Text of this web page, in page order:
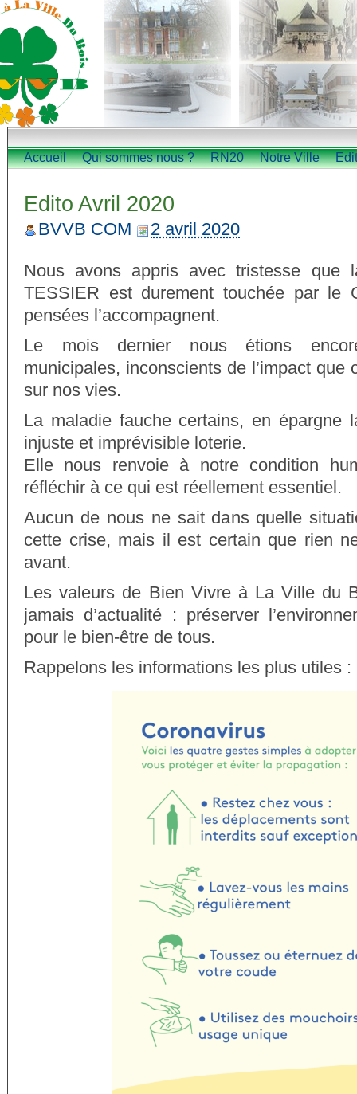
Accueil Qui sommes nous ? RN20 Notre Ville
Edito Avril 2020
BVVB COM 2 avril 2020
Nous avons appris avec tristesse que
TESSIER est durement touchée par le
pensées l’accompagnent.
Le mois dernier nous étions
municipales, inconscients de l’impact que
sur nos vies.
La maladie fauche certains, en épargne
injuste et imprévisible loterie.
Elle nous renvoie à notre condition
réfléchir à ce qui est réellement essentiel.
Aucun de nous ne sait dans quelle
cette crise, mais il est certain que rien
avant.
Les valeurs de Bien Vivre à La Ville du
jamais d’actualité : préserver
pour le bien-être de tous.
Rappelons les informations les plus utiles :